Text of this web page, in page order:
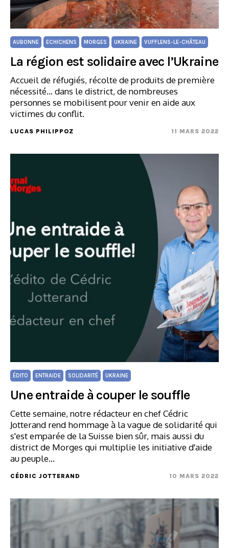
AUBONNE ECHICHENS MORGES UKRAINE VUFFLENS-LE-CHÂTEAU
La région est solidaire avec l’Ukraine
Accueil de réfugiés, récolte de produits de première
nécessité... dans le district, de nombreuses
personnes se mobilisent pour venir en aide aux
victimes du conflit.
LUCAS PHILIPPOZ 11 MARS 2022
ÉDITO ENTRAIDE SOLIDARITÉ UKRAINE
Une entraide à couper le souffle
Cette semaine, notre rédacteur en chef Cédric
Jotterand rend hommage à la vague de solidarité qui
s'est emparée de la Suisse bien sûr, mais aussi du
district de Morges qui multiplie les initiative d'aide
au peuple…
CÉDRIC JOTTERAND 10 MARS 2022